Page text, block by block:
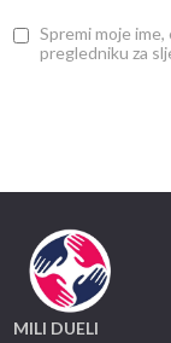
Spremi moje
pregledniku za
MILI DUELI